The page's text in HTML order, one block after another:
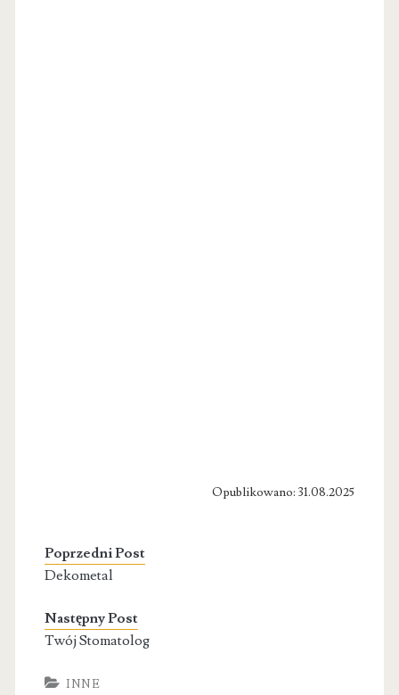
Opublikowano: 31.08.2025
Poprzedni Post
Dekometal
Następny Post
Twój Stomatolog
INNE